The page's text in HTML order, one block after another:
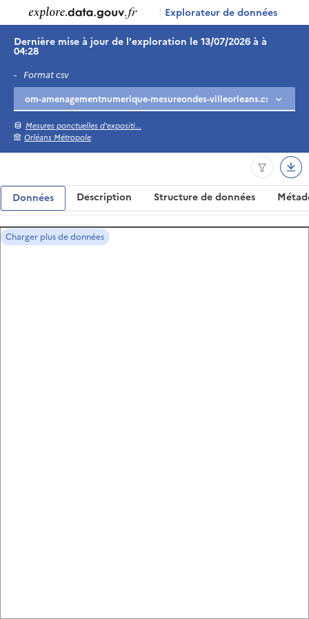
| Explorateur de données
Dernière mise à jour de l'exploration le 13/07/2026 à à
04:28
- Format csv
Mesures ponctuelles d'expositi...
Orléans Métropole
Données Description Structure de données
Charger plus de données